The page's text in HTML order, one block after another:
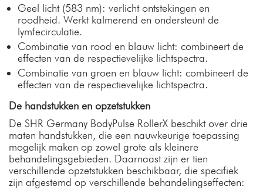
Geel licht (583 nm): verlicht ontstekingen en
roodheid. Werkt kalmerend en ondersteunt de
lymfecirculatie.
Combinatie van rood en blauw licht: combineert de
effecten van de respectievelijke lichtspectra.
Combinatie van groen en blauw licht: combineert de
effecten van de respectievelijke lichtspectra.
De handstukken en opzetstukken
De SHR Germany BodyPulse RollerX beschikt over drie
maten handstukken, die een nauwkeurige toepassing
mogelijk maken op zowel grote als kleinere
behandelingsgebieden. Daarnaast zijn er tien
verschillende opzetstukken beschikbaar, die specifiek
zijn afgestemd op verschillende behandelingseffecten: